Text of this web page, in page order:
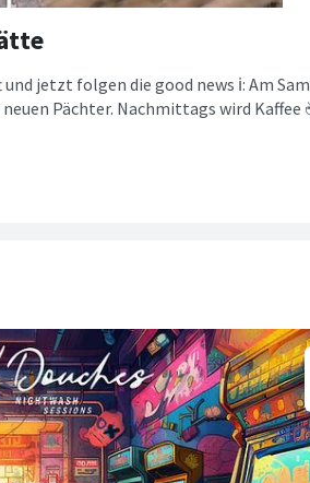
jetzt folgen die good news ℹ️: Am
Pächter. Nachmittags wird Kaffee